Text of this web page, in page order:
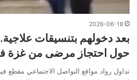
2026-06-18
بعد دخولهم بتنسيقات
حول احتجاز مرضى من غزة
تداول رواد مواقع التواصل الاجتماعي مقطع